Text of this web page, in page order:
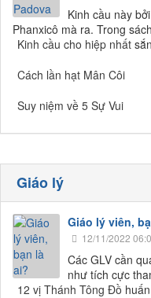
Kinh cầu này
Phanxicô mà ra. Trong
Kinh cầu cho hiệp nhất
Cách lần hạt Mân Côi
Suy niệm về 5 Sự Vui
Giáo lý
Giáo lý viên,
12/11/2022
Các GLV cần
như tích cực
12 vị Thánh Tông Đồ